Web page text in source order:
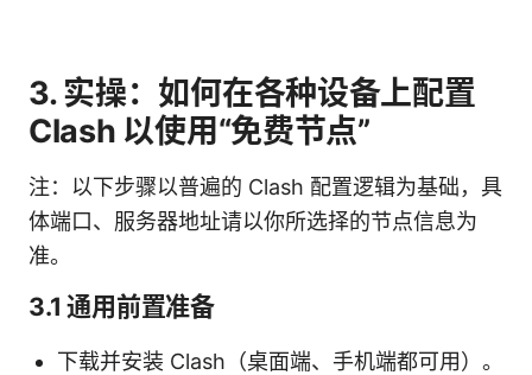
3. 实操：如何在各种设备上配置
Clash 以使用“免费节点”
注：以下步骤以普遍的 Clash 配置逻辑为基础，具
体端口、服务器地址请以你所选择的节点信息为
准。
3.1 通用前置准备
下载并安装 Clash（桌面端、手机端都可用）。